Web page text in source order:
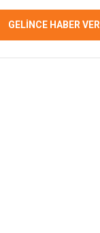
GELİNCE HABER VER